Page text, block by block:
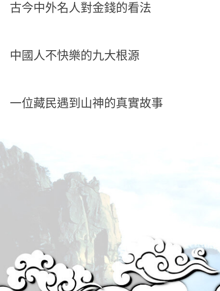
古今中外名人對金錢的看法
中國人不快樂的九大根源
一位藏民遇到山神的真實故事